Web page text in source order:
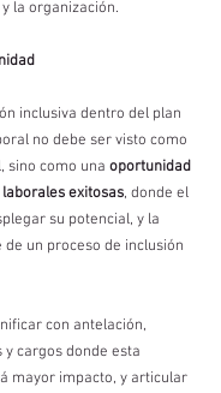
la organización.
inclusiva dentro del plan
no debe ser visto como
sino como una oportunidad
exitosas, donde el
su potencial, y la
un proceso de inclusión
con antelación,
cargos donde esta
mayor impacto, y articular